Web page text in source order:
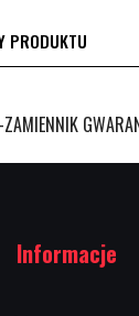
PRODUKTU
ZAMIENNIK
Informacje